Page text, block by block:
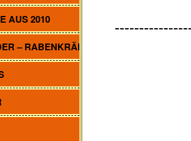
AUS 2010
– RABENKRÄHEN